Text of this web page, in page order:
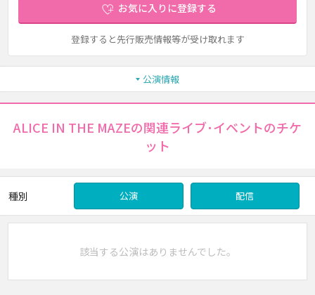
お気に入りに登録する
登録すると先行販売情報等が受け取れます
公演情報
ALICE IN THE MAZEの関連ライブ･イベントのチケ
ット
種別 公演 配信
該当する公演はありませんでした。